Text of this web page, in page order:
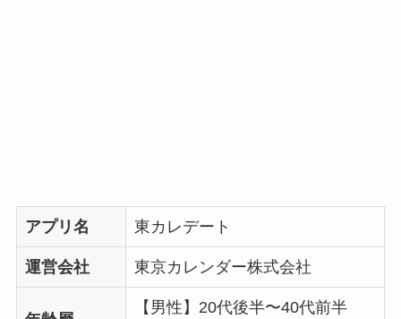
アプリ名 東カレデート
運営会社 東京カレンダー株式会社
【男性】20代後半〜40代前半